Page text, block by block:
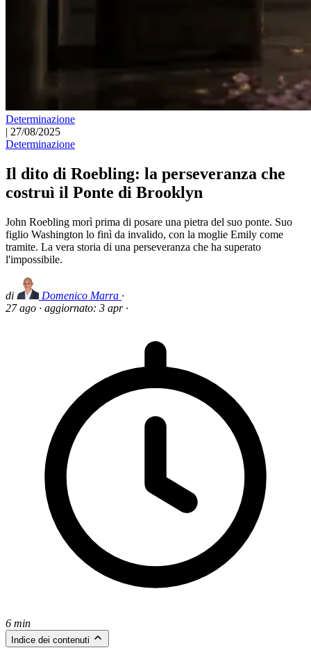
Determinazione
| 27/08/2025
Determinazione
Il dito di Roebling: la perseveranza che
costruì il Ponte di Brooklyn
John Roebling morì prima di posare una pietra del suo ponte. Suo
figlio Washington lo finì da invalido, con la moglie Emily come
tramite. La vera storia di una perseveranza che ha superato
l'impossibile.
di Domenico Marra ·
27 ago · aggiornato: 3 apr ·
6 min
Indice dei contenuti